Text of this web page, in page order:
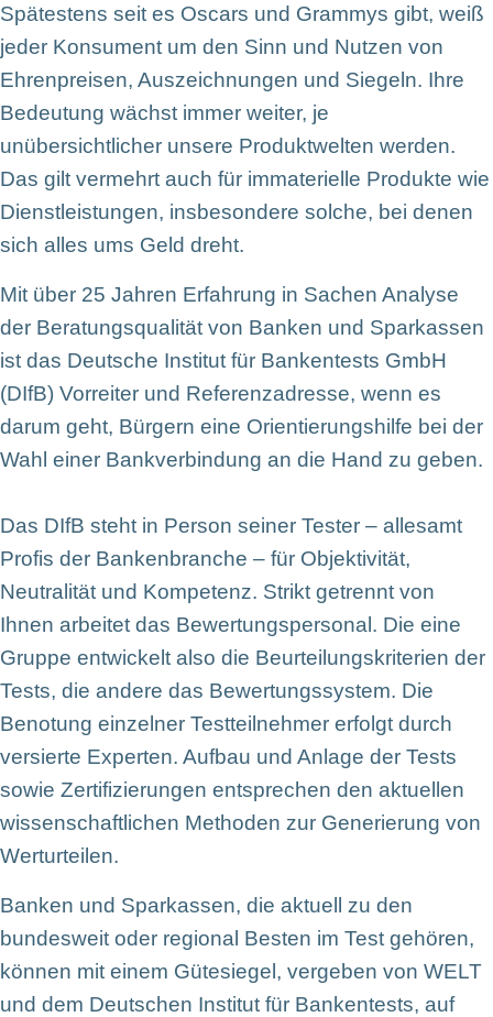
Spätestens seit es Oscars und Grammys gibt, weiß
jeder Konsument um den Sinn und Nutzen von
Ehrenpreisen, Auszeichnungen und Siegeln. Ihre
Bedeutung wächst immer weiter, je
unübersichtlicher unsere Produktwelten werden.
Das gilt vermehrt auch für immaterielle Produkte wie
Dienstleistungen, insbesondere solche, bei denen
sich alles ums Geld dreht.
Mit über 25 Jahren Erfahrung in Sachen Analyse
der Beratungsqualität von Banken und Sparkassen
ist das Deutsche Institut für Bankentests GmbH
(DIfB) Vorreiter und Referenzadresse, wenn es
darum geht, Bürgern eine Orientierungshilfe bei der
Wahl einer Bankverbindung an die Hand zu geben.
Das DIfB steht in Person seiner Tester – allesamt
Profis der Bankenbranche – für Objektivität,
Neutralität und Kompetenz. Strikt getrennt von
Ihnen arbeitet das Bewertungspersonal. Die eine
Gruppe entwickelt also die Beurteilungskriterien der
Tests, die andere das Bewertungssystem. Die
Benotung einzelner Testteilnehmer erfolgt durch
versierte Experten. Aufbau und Anlage der Tests
sowie Zertifizierungen entsprechen den aktuellen
wissenschaftlichen Methoden zur Generierung von
Werturteilen.
Banken und Sparkassen, die aktuell zu den
bundesweit oder regional Besten im Test gehören,
können mit einem Gütesiegel, vergeben von WELT
und dem Deutschen Institut für Bankentests, auf